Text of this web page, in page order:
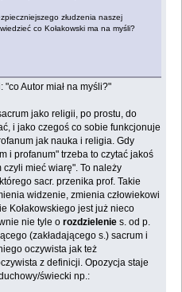
złudzenia naszej
co Kołakowski ma na myśli?
Autor miał na myśli?"
jako religii, po prostu, do
i jako czegoś co sobie funkcjonuje
jak nauka i religia. Gdy
i profanum" trzeba to czytać jakoś
czyli mieć wiarę". To należy
sacr. przenika prof. Takie
widzenie, zmienia człowiekowi
Kołakowskiego jest już nieco
nie tyle orozdzielenie s. od p.
(zakładającego s.) sacrum i
oczywista jak też
z definicji. Opozycja staje
świecki np.: